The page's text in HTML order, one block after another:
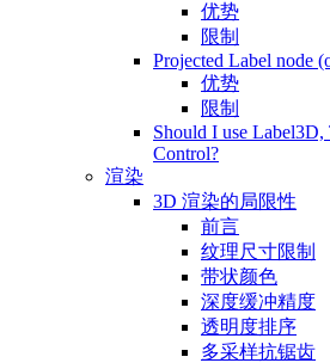
优势
限制
Projected Label node
优势
限制
Should I use Label3D,
Control?
渲染
3D 渲染的局限性
前言
纹理尺寸限制
带状颜色
深度缓冲精度
透明度排序
多采样抗锯齿